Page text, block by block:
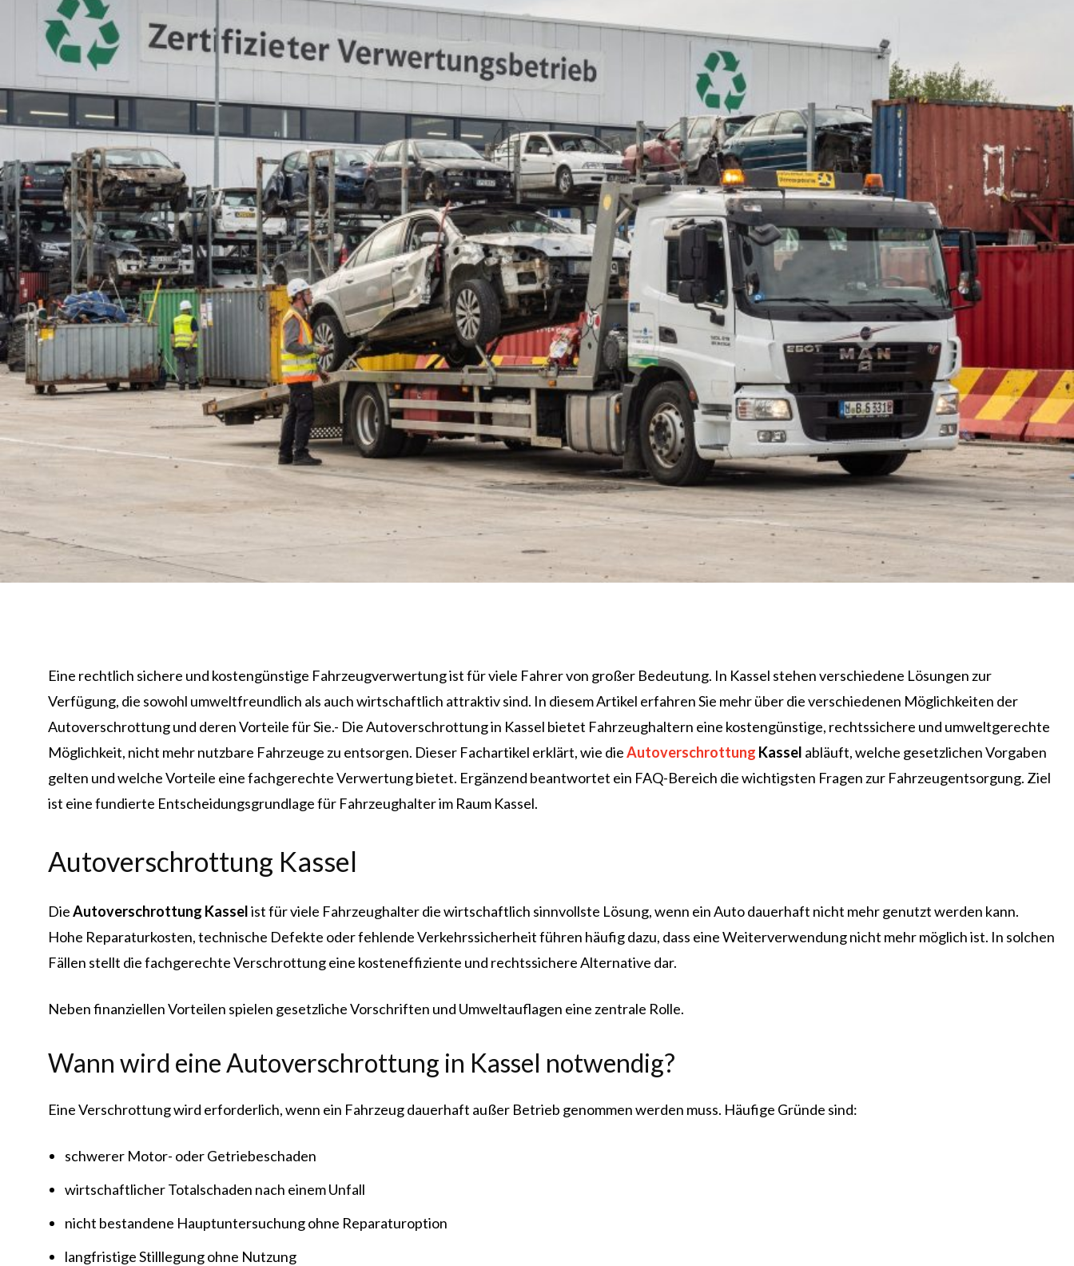
Eine rechtlich sichere und kostengünstige Fahrzeugverwertung ist für viele Fahrer von großer Bedeutung. In Kassel stehen verschiedene Lösungen zur
Verfügung, die sowohl umweltfreundlich als auch wirtschaftlich attraktiv sind. In diesem Artikel erfahren Sie mehr über die verschiedenen Möglichkeiten der
Autoverschrottung und deren Vorteile für Sie.- Die Autoverschrottung in Kassel bietet Fahrzeughaltern eine kostengünstige, rechtssichere und umweltgerechte
Möglichkeit, nicht mehr nutzbare Fahrzeuge zu entsorgen. Dieser Fachartikel erklärt, wie dieAutoverschrottung Kassel abläuft, welche gesetzlichen Vorgaben
gelten und welche Vorteile eine fachgerechte Verwertung bietet. Ergänzend beantwortet ein FAQ-Bereich die wichtigsten Fragen zur Fahrzeugentsorgung. Ziel
ist eine fundierte Entscheidungsgrundlage für Fahrzeughalter im Raum Kassel.
Autoverschrottung Kassel
DieAutoverschrottung Kasselist für viele Fahrzeughalter die wirtschaftlich sinnvollste Lösung, wenn ein Auto dauerhaft nicht mehr genutzt werden kann.
Hohe Reparaturkosten, technische Defekte oder fehlende Verkehrssicherheit führen häufig dazu, dass eine Weiterverwendung nicht mehr möglich ist. In solchen
Fällen stellt die fachgerechte Verschrottung eine kosteneffiziente und rechtssichere Alternative dar.
Neben finanziellen Vorteilen spielen gesetzliche Vorschriften und Umweltauflagen eine zentrale Rolle.
Wann wird eine Autoverschrottung in Kassel notwendig?
Eine Verschrottung wird erforderlich, wenn ein Fahrzeug dauerhaft außer Betrieb genommen werden muss. Häufige Gründe sind:
schwerer Motor- oder Getriebeschaden
wirtschaftlicher Totalschaden nach einem Unfall
nicht bestandene Hauptuntersuchung ohne Reparaturoption
langfristige Stilllegung ohne Nutzung